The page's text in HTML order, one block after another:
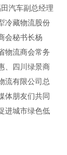
汽车副总经理
冷藏物流股份
会秘书长杨
物流商会常务
、四川绿景商
流有限公司总
体朋友们共同
进城市绿色低